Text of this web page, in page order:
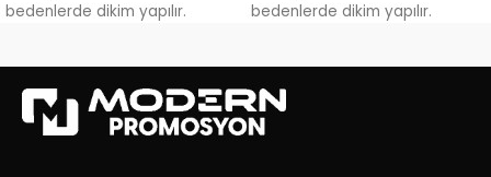
bedenlerde dikim yapılır.
bedenlerde dikim yapılır.